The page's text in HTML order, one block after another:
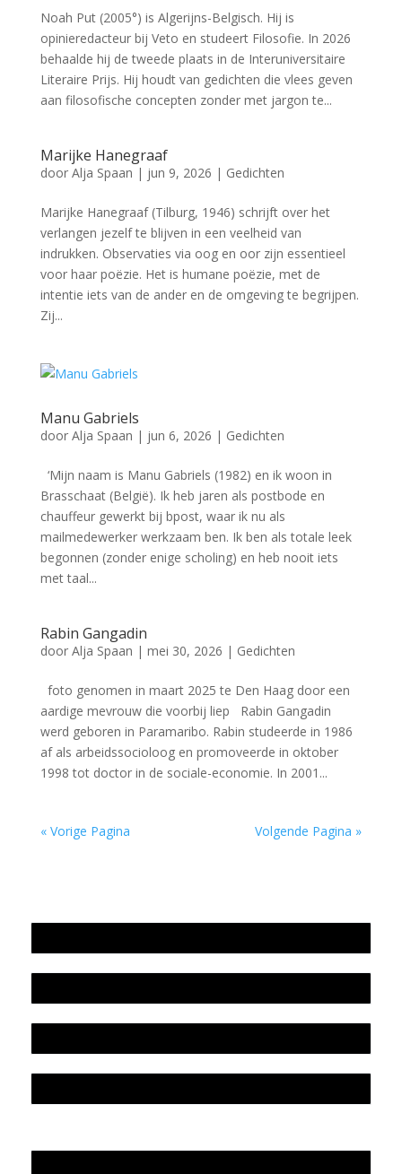
Noah Put (2005°) is Algerijns-Belgisch. Hij is
opinieredacteur bij Veto en studeert Filosofie. In 2026
behaalde hij de tweede plaats in de Interuniversitaire
Literaire Prijs. Hij houdt van gedichten die vlees geven
aan filosofische concepten zonder met jargon te...
Marijke Hanegraaf
door Alja Spaan | jun 9, 2026 | Gedichten
Marijke Hanegraaf (Tilburg, 1946) schrijft over het
verlangen jezelf te blijven in een veelheid van
indrukken. Observaties via oog en oor zijn essentieel
voor haar poëzie. Het is humane poëzie, met de
intentie iets van de ander en de omgeving te begrijpen.
Zij...
Manu Gabriels
door Alja Spaan | jun 6, 2026 | Gedichten
‘Mijn naam is Manu Gabriels (1982) en ik woon in
Brasschaat (België). Ik heb jaren als postbode en
chauffeur gewerkt bij bpost, waar ik nu als
mailmedewerker werkzaam ben. Ik ben als totale leek
begonnen (zonder enige scholing) en heb nooit iets
met taal...
Rabin Gangadin
door Alja Spaan | mei 30, 2026 | Gedichten
foto genomen in maart 2025 te Den Haag door een
aardige mevrouw die voorbij liep Rabin Gangadin
werd geboren in Paramaribo. Rabin studeerde in 1986
af als arbeidssocioloog en promoveerde in oktober
1998 tot doctor in de sociale-economie. In 2001...
« Vorige Pagina Volgende Pagina »